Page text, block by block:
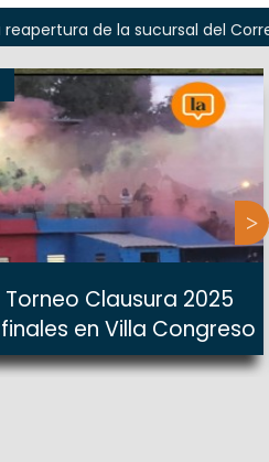
de la sucursal del Correo
Clausura 2025
en Villa Congreso